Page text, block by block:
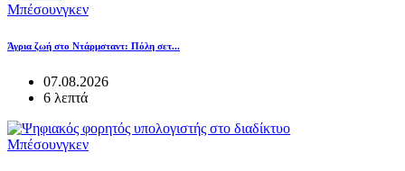
Μπέσουνγκεν
Άγρια ζωή στο Ντάρμσταντ: Πόλη σετ...
07.08.2026
6 λεπτά
Μπέσουνγκεν